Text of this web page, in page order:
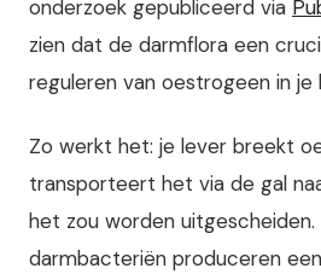
onderzoek gepubliceerd via
zien dat de darmflora een
reguleren van oestrogeen in je
Zo werkt het: je lever breekt
transporteert het via de gal
het zou worden uitgescheiden.
darmbacteriën produceren